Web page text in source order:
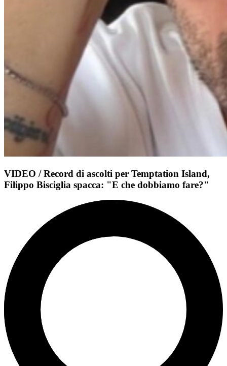
VIDEO / Record di ascolti per Temptation Island,
Filippo Bisciglia spacca: "E che dobbiamo fare?"